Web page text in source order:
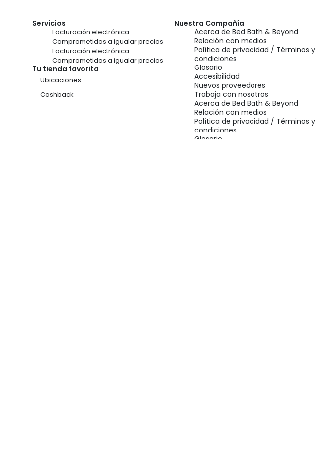
Servicios
Facturación electrónica
Comprometidos a igualar precios
Facturación electrónica
Comprometidos a igualar precios
Tu tienda favorita
Ubicaciones
Cashback
Nuestra Compañía
Acerca de Bed Bath & Beyond
Relación con medios
Política de privacidad / Términos y
condiciones
Glosario
Accesibilidad
Nuevos proveedores
Trabaja con nosotros
Acerca de Bed Bath & Beyond
Relación con medios
Política de privacidad / Términos y
condiciones
Glosario